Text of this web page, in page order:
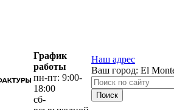
График
работы
пн-пт: 9:00-
18:00
сб-
Наш адрес
Ваш город: El